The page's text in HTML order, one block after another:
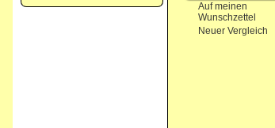
Auf meinen
Wunschzettel
Neuer Vergleich